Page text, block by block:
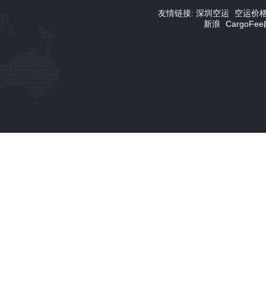
友情链接: 深圳空运
空运价
新浪
CargoFee